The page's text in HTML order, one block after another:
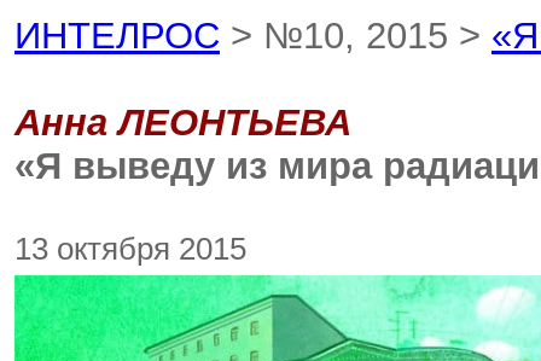
ИНТЕЛРОС > №10, 2015 >
Анна ЛЕОНТЬЕВА
«Я выведу из мира
13 октября 2015